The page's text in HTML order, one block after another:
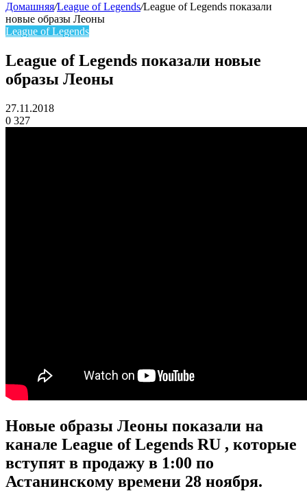
skin
Домашняя/League of Legends/League of Legends показали
новые образы Леоны
League of Legends
League of Legends показали новые
образы Леоны
27.11.2018
0 327
Новые образы Леоны показали на
канале League of Legends RU , которые
вступят в продажу в 1:00 по
Астанинскому времени 28 ноября.